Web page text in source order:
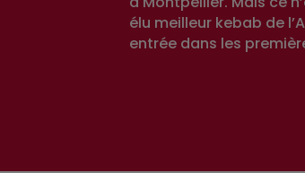
élu meilleur kebab de
entrée dans les